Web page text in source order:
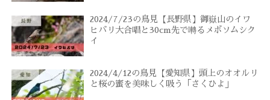
2024/7/23の鳥見【長野県】御嶽山のイワ
ヒバリ大合唱と30cm先で囀るメボソムシク
イ
2024/4/12の鳥見【愛知県】頭上のオオルリ
と桜の蜜を美味しく吸う「さくひよ」